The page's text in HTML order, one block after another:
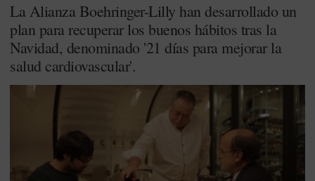
La Alianza Boehringer-Lilly han desarrollado un
plan para recuperar los buenos hábitos tras la
Navidad, denominado '21 días para mejorar la
salud cardiovascular'.